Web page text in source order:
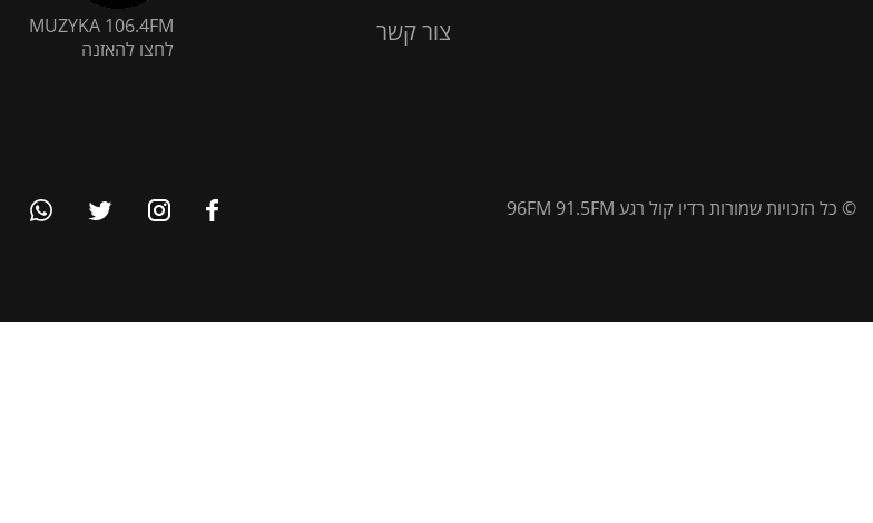
צור קשר
MUZYKA 106.4FM
לחצו להאזנה
© כל הזכויות שמורות רדיו קול רגע 96FM 91.5FM